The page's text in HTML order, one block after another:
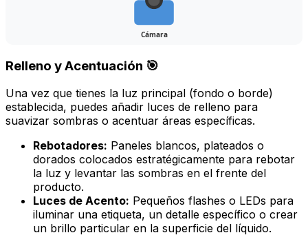
Cámara
Relleno y Acentuación 🎯
Una vez que tienes la luz principal (fondo o borde)
establecida, puedes añadir luces de relleno para
suavizar sombras o acentuar áreas específicas.
Rebotadores: Paneles blancos, plateados o
dorados colocados estratégicamente para rebotar
la luz y levantar las sombras en el frente del
producto.
Luces de Acento: Pequeños flashes o LEDs para
iluminar una etiqueta, un detalle específico o crear
un brillo particular en la superficie del líquido.